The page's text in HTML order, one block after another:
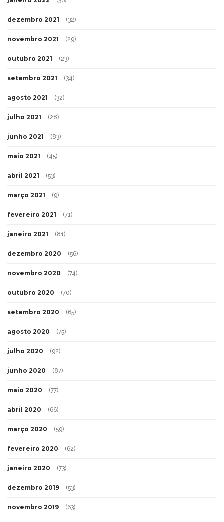
dezembro 2021 (32)
novembro 2021 (29)
outubro 2021 (23)
setembro 2021 (34)
agosto 2021 (32)
julho 2021 (28)
junho 2021 (83)
maio 2021 (45)
abril 2021 (53)
março 2021 (9)
fevereiro 2021 (71)
janeiro 2021 (81)
dezembro 2020 (56)
novembro 2020 (74)
outubro 2020 (70)
setembro 2020 (65)
agosto 2020 (75)
julho 2020 (92)
junho 2020 (87)
maio 2020 (77)
abril 2020 (66)
março 2020 (59)
fevereiro 2020 (62)
janeiro 2020 (73)
dezembro 2019 (53)
novembro 2019 (63)